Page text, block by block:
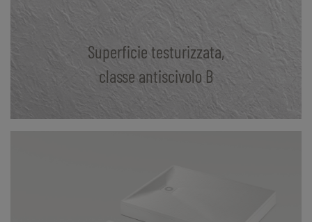
Superficie testurizzata,
classe antiscivolo B